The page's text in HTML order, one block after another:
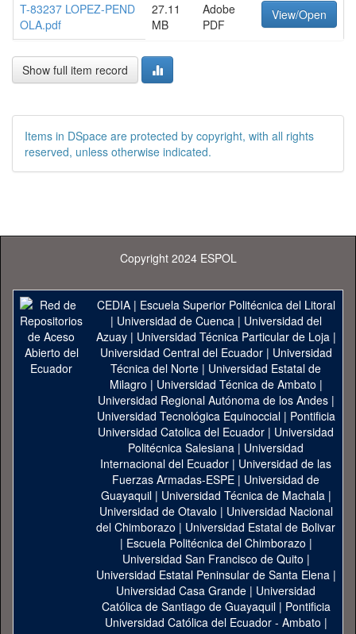
T-83237 LOPEZ-PEND
OLA.pdf
27.11
MB
Adobe
PDF
View/Open
Show full item record
Items in DSpace are protected by copyright, with all rights
reserved, unless otherwise indicated.
Copyright 2024 ESPOL
CEDIA| Escuela Superior Politécnica del Litoral
| Universidad de Cuenca| Universidad del
Azuay| Universidad Técnica Particular de Loja|
Universidad Central del Ecuador| Universidad
Técnica del Norte | Universidad Estatal de
Milagro | Universidad Técnica de Ambato |
Universidad Regional Autónoma de los Andes|
Universidad Tecnológica Equinoccial| Pontificia
Universidad Catolica del Ecuador | Universidad
Politécnica Salesiana | Universidad
Internacional del Ecuador | Universidad de las
Fuerzas Armadas-ESPE | Universidad de
Guayaquil| Universidad Técnica de Machala|
Universidad de Otavalo | Universidad Nacional
del Chimborazo | Universidad Estatal de Bolivar
| Escuela Politécnica del Chimborazo |
Universidad San Francisco de Quito |
Universidad Estatal Peninsular de Santa Elena|
Universidad Casa Grande | Universidad
Católica de Santiago de Guayaquil| Pontificia
Universidad Católica del Ecuador - Ambato |